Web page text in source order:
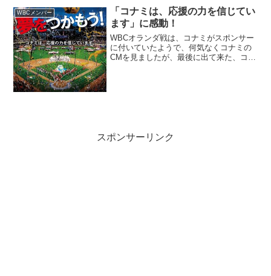
WBCメンバー
「コナミは、応援の力を信じてい
ます」に感動！
WBCオランダ戦は、コナミがスポンサー
に付いていたようで、何気なくコナミの
CMを見ましたが、最後に出て来た、コナ
スポンサーリンク